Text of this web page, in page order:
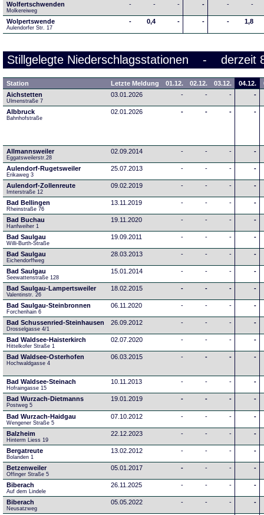
Wolfertschwenden
Molkereiweg
- - - - - -
Wolpertswende
Aulendorfer Str. 17
- 0,4 - - - 1,8
Stillgelegte Niederschlagsstationen - derzeit
Station Letzte Meldung 01.12. 02.12. 03.12. 04.12.
Aichstetten
Ulmenstraße 7
03.01.2026 - - - -
Albbruck
Bahnhofstraße
02.01.2026 - - - -
Allmannsweiler
Eggatsweilerstr.28
02.09.2014 - - - -
Aulendorf-Rugetsweiler
Erikaweg 3
25.07.2013 - - - -
Aulendorf-Zollenreute
Imterstraße 12
09.02.2019 - - - -
Bad Bellingen
Rheinstraße 76
13.11.2019 - - - -
Bad Buchau
Hanfweiher 1
19.11.2020 - - - -
Bad Saulgau
Willi-Burth-Straße
19.09.2011 - - - -
Bad Saulgau
Eichendorffweg
28.03.2013 - - - -
Bad Saulgau
Seewattenstraße 128
15.01.2014 - - - -
Bad Saulgau-Lampertsweiler
Valentinstr. 26
18.02.2015 - - - -
Bad Saulgau-Steinbronnen
Forchenhain 6
06.11.2020 - - - -
Bad Schussenried-Steinhausen
Drosselgasse 4/1
26.09.2012 - - - -
Bad Waldsee-Haisterkirch
Hittelkofer Straße 1
02.07.2020 - - - -
Bad Waldsee-Osterhofen
Hochwaldgasse 4
06.03.2015 - - - -
Bad Waldsee-Steinach
Hofraingasse 15
10.11.2013 - - - -
Bad Wurzach-Dietmanns
Postweg 5
19.01.2019 - - - -
Bad Wurzach-Haidgau
Wengener Straße 5
07.10.2012 - - - -
Balzheim
Hinterm Liess 19
22.12.2023 - - - -
Bergatreute
Bolanden 1
13.02.2012 - - - -
Betzenweiler
Offinger Straße 5
05.01.2017 - - - -
Biberach
Auf dem Lindele
26.11.2025 - - - -
Biberach
Neusatzweg
05.05.2022 - - - -